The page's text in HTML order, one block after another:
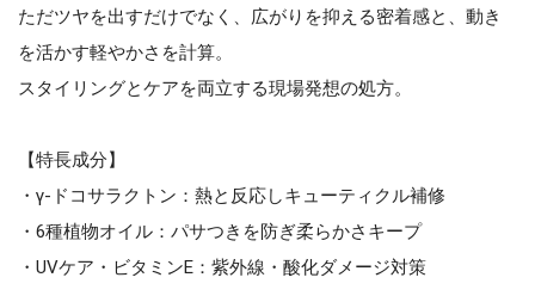
ただツヤを出すだけでなく、広がりを抑える密着感と、動き
を活かす軽やかさを計算。
スタイリングとケアを両立する現場発想の処方。
【特長成分】
・γ-ドコサラクトン：熱と反応しキューティクル補修
・6種植物オイル：パサつきを防ぎ柔らかさキープ
・UVケア・ビタミンE：紫外線・酸化ダメージ対策